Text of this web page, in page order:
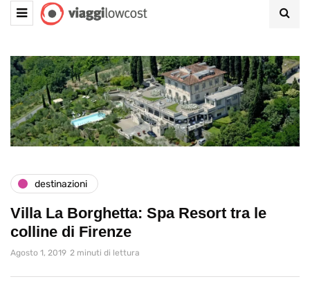
destinazioni
Villa La Borghetta: Spa Resort tra le
colline di Firenze
Agosto 1, 2019 2 minuti di lettura